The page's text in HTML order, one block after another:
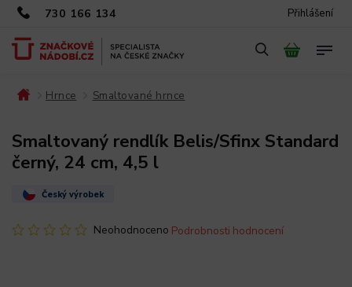
730 166 134 Přihlášení
Hrnce Smaltované hrnce
Smaltovaný rendlík Belis/Sfinx Standard
černý, 24 cm, 4,5 l
Český výrobek
Neohodnoceno Podrobnosti hodnocení